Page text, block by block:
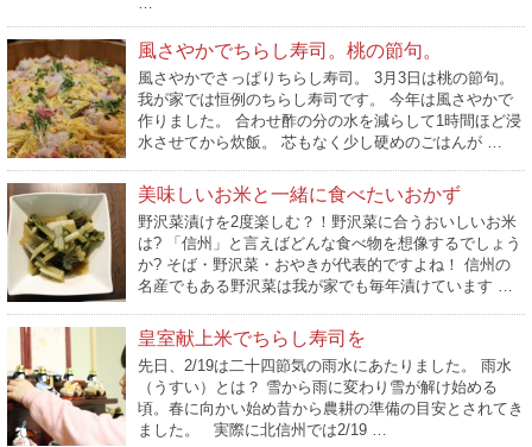
風さやかでちらし寿司。桃の節句。
風さやかでさっぱりちらし寿司。 3月3日は桃の節句。
我が家では恒例のちらし寿司です。 今年は風さやかで
作りました。 合わせ酢の分の水を減らして1時間ほど浸
水させてから炊飯。 芯もなく少し硬めのごはんが …
美味しいお米と一緒に食べたいおかず
野沢菜漬けを2度楽しむ？！野沢菜に合うおいしいお米
は? 「信州」と言えばどんな食べ物を想像するでしょう
か? そば・野沢菜・おやきが代表的ですよね！ 信州の
名産でもある野沢菜は我が家でも毎年漬けています …
皇室献上米でちらし寿司を
先日、2/19は二十四節気の雨水にあたりました。 雨水
（うすい）とは？ 雪から雨に変わり雪が解け始める
頃。春に向かい始め昔から農耕の準備の目安とされてき
ました。 実際に北信州では2/19 …